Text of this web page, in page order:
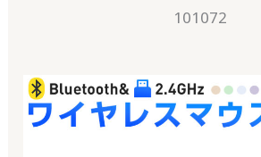
101072